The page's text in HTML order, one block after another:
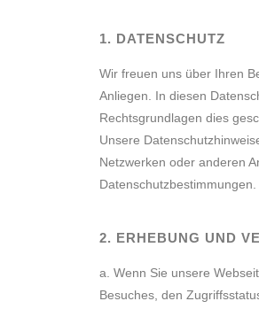
1. DATENSCHUTZ
Wir freuen uns über Ihren
Anliegen. In diesen
Rechtsgrundlagen dies
Unsere
Netzwerken oder anderen
Datenschutzbestimmungen.
2. ERHEBUNG UND
a. Wenn Sie unsere
Besuches, den